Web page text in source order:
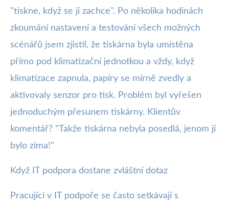
"tiskne, když se jí zachce". Po několika hodinách
zkoumání nastavení a testování všech možných
scénářů jsem zjistil, že tiskárna byla umístěna
přímo pod klimatizační jednotkou a vždy, když
klimatizace zapnula, papíry se mírně zvedly a
aktivovaly senzor pro tisk. Problém byl vyřešen
jednoduchým přesunem tiskárny. Klientův
komentář? "Takže tiskárna nebyla posedlá, jenom jí
bylo zima!"
Když IT podpora dostane zvláštní dotaz
Pracující v IT podpoře se často setkávají s